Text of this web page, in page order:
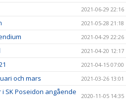
2021-06-29 22:16
2021-05-28 21:18
2021-04-29 22:26
2021-04-20 12:17
2021-04-15 07:00
och mars 2021-03-26 13:01
SK Poseidon angående
2020-11-05 14:35